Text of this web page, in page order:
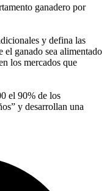
ganadero por
y defina las
el ganado sea alimentado
los mercados que
el 90% de los
y desarrollan una